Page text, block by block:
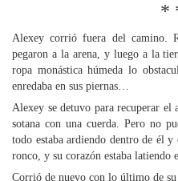
*
Alexey corrió fuera del camino.
pegaron a la arena, y luego a la
ropa monástica húmeda lo
enredaba en sus piernas…
Alexey se detuvo para recuperar
sotana con una cuerda. Pero no
todo estaba ardiendo dentro de él
ronco, y su corazón estaba
Corrió de nuevo con lo último de